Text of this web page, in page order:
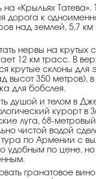
на «Крыльях
дорога к
над землей, 5,7 км
нервы на крутых
12 км трасс. В
крутые склоны для
высот 350 метров),
для бобслея.
душой и телом в
курорт в
луга, 68-
чистой водой
по Армении с
удобным по цене, но
гранатовое